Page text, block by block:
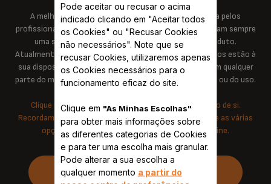
A melhor assistência aos seus produtos é garantida pelos
profissionais com formação dada pela Krups, que procuram sempre
uma solução que prolongue o tempo de vida do produto.
Atualmente, mais de 6.200 serviços técnicos autorizados estão à
sua disposição para garantir a duração dos produtos em qualquer
parte do mundo, independentemente do país da compra ou do uso.
Clique no botão para encontrar o serviço mais perto de si.
Recordamos que pode procurar antecipadamente entre as várias
opções de ajuda para encontrar uma solução online.
ENCONTRE UM SERVIÇO DE
ASSISTÊNCIA
Pode aceitar ou recusar o acima
indicado clicando em "Aceitar todos
os Cookies" ou "Recusar Cookies
não necessários". Note que se
recusar Cookies, utilizaremos apenas
os Cookies necessários para o
funcionamento eficaz do site.
Clique em "As Minhas Escolhas"
para obter mais informações sobre
as diferentes categorias de Cookies
e para ter uma escolha mais granular.
Pode alterar a sua escolha a
qualquer momento a partir do